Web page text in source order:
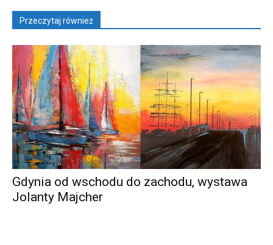
Przeczytaj również
Gdynia od wschodu do zachodu, wystawa
Jolanty Majcher